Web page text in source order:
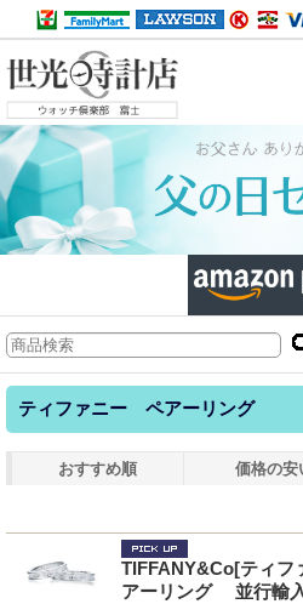
ティファニー ペアーリング
おすすめ順 価格の安
TIFFANY&Co[ティフ
アーリング 並行輸